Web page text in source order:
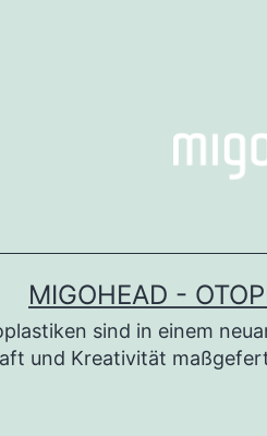
MIGOHEAD -
sind in einem
und Kreativität